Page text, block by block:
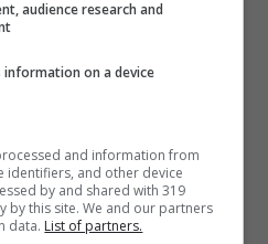
deve bastare la
a livello filosofico.
per aver
gerarchica
, avendo istuito gli
audience research and
information on a device
and information from
identifiers, and other device
by and shared with 319
by this site. We and our partners
data. List of partners.